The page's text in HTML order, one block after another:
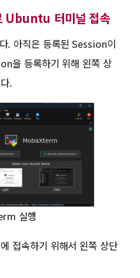
터미널 접속
. 아직은 등록된 Session이
을 등록하기 위해 왼쪽 상
.
실행
접속하기 위해서 왼쪽 상단